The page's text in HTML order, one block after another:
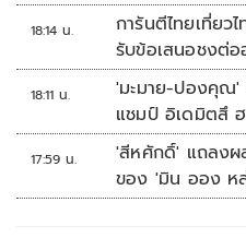
18:14 น.
การันตีไทยเที่ยว
รับข้อเสนอชงต่
18:11 น.
'มะมาย-ปองคุณ'
แชมป์ อิเดมิตสึ
คัพ สนาม 3
17:59 น.
'สีหศักดิ์' แถลงผ
ของ 'มิน ออง ห
อาเซียน